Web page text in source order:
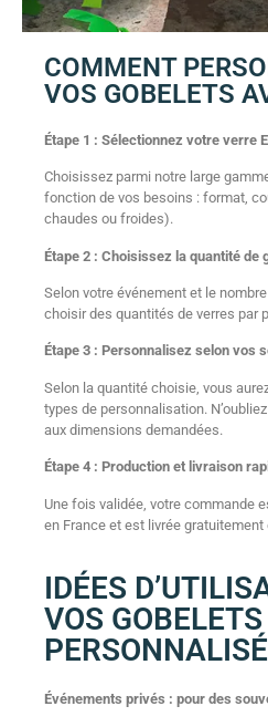
COMMENT
VOS GOBELETS
Étape 1 : Sélectionnez votre verre
Choisissez parmi notre large
fonction de vos besoins : format,
chaudes ou froides).
Étape 2 : Choisissez la quantité de
Selon votre événement et le
choisir des quantités de verres par
Étape 3 : Personnalisez selon vos
Selon la quantité choisie, vous
types de personnalisation.
aux dimensions demandées.
Étape 4 : Production et livraison
Une fois validée, votre commande
en France et est livrée gratuitement
IDÉES
VOS GOBELETS
Événements privés : pour des